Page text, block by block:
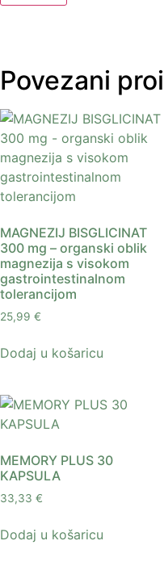
Povezani
MAGNEZIJ BISGLICINAT
300 mg – organski oblik
magnezija s visokom
gastrointestinalnom
tolerancijom
25,99 €
Dodaj u košaricu
MEMORY PLUS 30
KAPSULA
33,33 €
Dodaj u košaricu